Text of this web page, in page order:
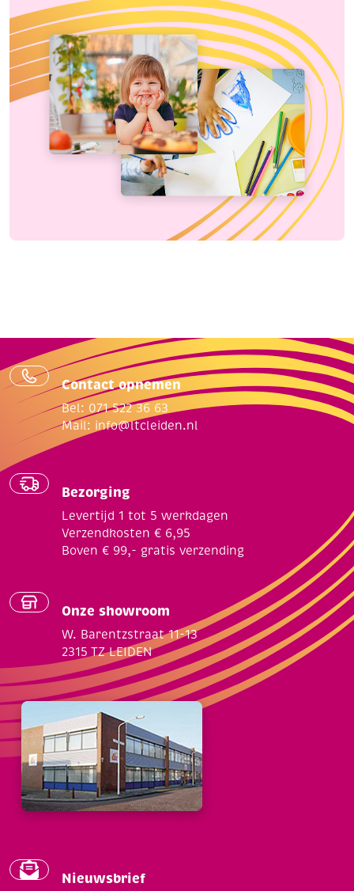
Contact opnemen
Bel: 071 522 36 63
Mail: info@ltcleiden.nl
Bezorging
Levertijd 1 tot 5 werkdagen
Verzendkosten € 6,95
Boven € 99,- gratis verzending
Onze showroom
W. Barentzstraat 11-13
2315 TZ LEIDEN
Nieuwsbrief